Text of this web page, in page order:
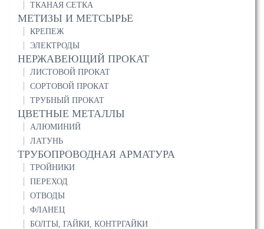
ТКАНАЯ СЕТКА
МЕТИЗЫ И МЕТСЫРЬЕ
КРЕПЕЖ
ЭЛЕКТРОДЫ
НЕРЖАВЕЮЩИЙ ПРОКАТ
ЛИСТОВОЙ ПРОКАТ
СОРТОВОЙ ПРОКАТ
ТРУБНЫЙ ПРОКАТ
ЦВЕТНЫЕ МЕТАЛЛЫ
АЛЮМИНИЙ
ЛАТУНЬ
ТРУБОПРОВОДНАЯ АРМАТУРА
ТРОЙНИКИ
ПЕРЕХОД
ОТВОДЫ
ФЛАНЕЦ
БОЛТЫ, ГАЙКИ, КОНТРГАЙКИ